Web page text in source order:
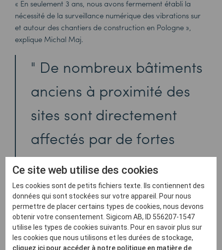
« En seulement 3 ans, nous avons fermement établi la
nécessité de la surveillance numérique des vibrations sur
et autour des chantiers de construction en Pologne »,
explique Michal Maj.
De nombreux bâtiments
anciens à proximité des
sites sont directement
affectés par de fortes
vibrations, entraînant
souvent des dommages
structurels et des risques
potentiels pour la santé.
Ce site web utilise des cookies
Les cookies sont de petits fichiers texte. Ils contiennent des
données qui sont stockées sur votre appareil. Pour nous
permettre de placer certains types de cookies, nous devons
obtenir votre consentement. Sigicom AB, ID 556207-1547
utilise les types de cookies suivants. Pour en savoir plus sur
les cookies que nous utilisons et les durées de stockage,
cliquez ici pour accéder à notre politique en matière de